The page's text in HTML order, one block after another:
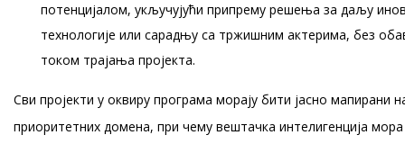
потенцијалом, укључујући припрему решења за даљу
технологије или сарадњу са тржишним актерима, без
током трајања пројекта.
Сви пројекти у оквиру програма морају бити јасно мапирани
приоритетних домена, при чему вештачка интелигенција